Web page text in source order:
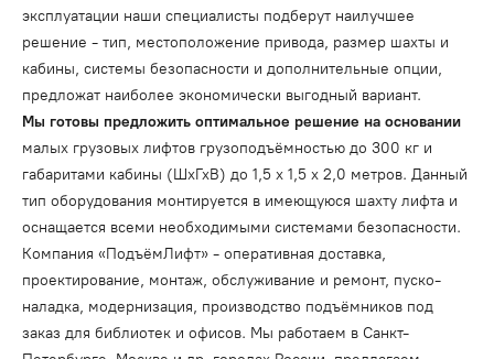
эксплуатации наши специалисты подберут наилучшее
решение - тип, местоположение привода, размер шахты и
кабины, системы безопасности и дополнительные опции,
предложат наиболее экономически выгодный вариант.
Мы готовы предложить оптимальное решение на основании
малых грузовых лифтов грузоподъёмностью до 300 кг и
габаритами кабины (ШхГхВ) до 1,5 x 1,5 x 2,0 метров. Данный
тип оборудования монтируется в имеющуюся шахту лифта и
оснащается всеми необходимыми системами безопасности.
Компания «ПодъёмЛифт» - оперативная доставка,
проектирование, монтаж, обслуживание и ремонт, пуско-
наладка, модернизация, производство подъёмников под
заказ для библиотек и офисов. Мы работаем в Санкт-